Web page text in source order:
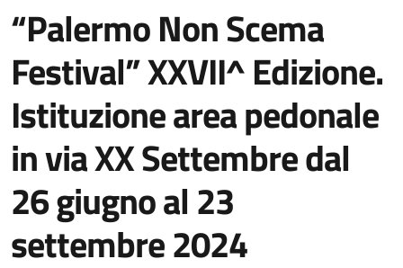
“Palermo Non Scema
Festival” XXVII^ Edizione.
Istituzione area pedonale
in via XX Settembre dal
26 giugno al 23
settembre 2024